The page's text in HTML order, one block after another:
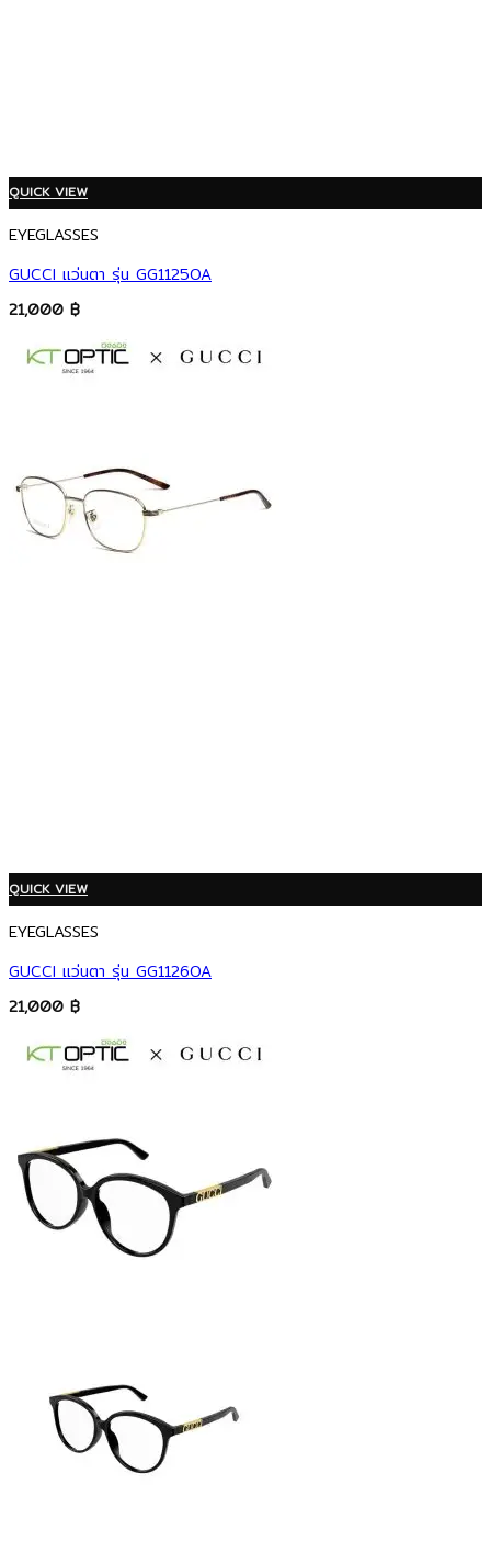
QUICK VIEW
EYEGLASSES
GUCCI แว่นตา รุ่น GG1125OA
21,000 ฿
QUICK VIEW
EYEGLASSES
GUCCI แว่นตา รุ่น GG1126OA
21,000 ฿